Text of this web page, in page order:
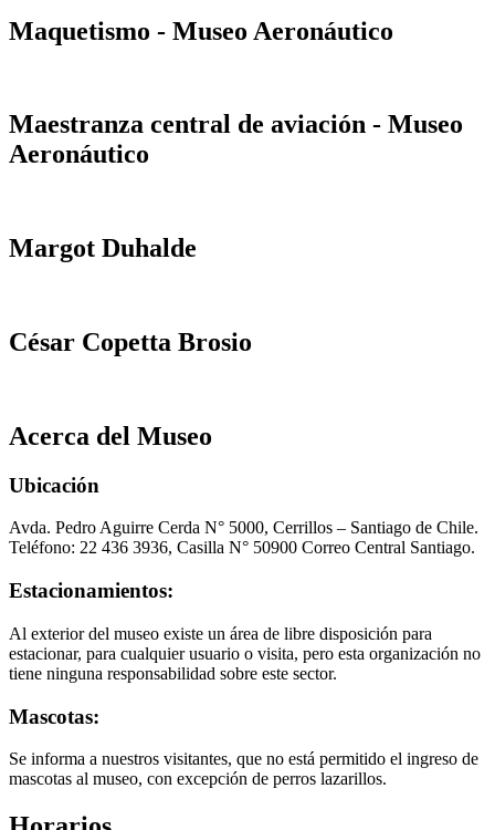
Maquetismo - Museo Aeronáutico
Maestranza central de aviación - Museo
Aeronáutico
Margot Duhalde
César Copetta Brosio
Acerca del Museo
Ubicación
Avda. Pedro Aguirre Cerda N° 5000, Cerrillos – Santiago de Chile.
Teléfono: 22 436 3936, Casilla N° 50900 Correo Central Santiago.
Estacionamientos:
Al exterior del museo existe un área de libre disposición para
estacionar, para cualquier usuario o visita, pero esta organización no
tiene ninguna responsabilidad sobre este sector.
Mascotas:
Se informa a nuestros visitantes, que no está permitido el ingreso de
mascotas al museo, con excepción de perros lazarillos.